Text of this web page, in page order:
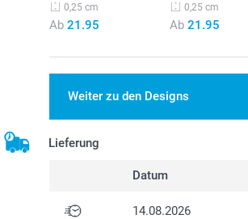
0,25 cm
Ab 21.95
0,25 cm
Ab 21.95
Weiter zu den Designs
Lieferung
Datum
14.08.2026